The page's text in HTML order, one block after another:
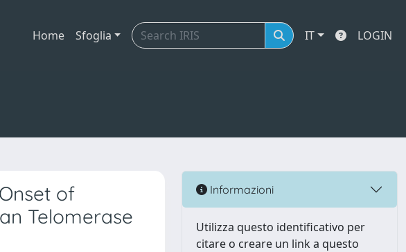
Home Sfoglia IT LOGIN
of
Telomerase
Informazioni
Utilizza questo identificativo per
citare o creare un link a questo